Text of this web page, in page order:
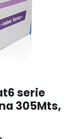
serie
305Mts,